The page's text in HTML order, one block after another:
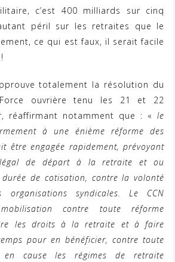
c’est 400 milliards sur cinq
péril sur les retraites que le
ce qui est faux, il serait facile
totalement la résolution du
ouvrière tenu les 21 et 22
réaffirmant notamment que : « le
à une énième réforme des
être engagée rapidement, prévoyant
de départ à la retraite et ou
durée de cotisation, contre la volonté
organisations syndicales. Le CCN
contre toute réforme
les droits à la retraite et à faire
pour en bénéficier, contre toute
en cause les régimes de retraite